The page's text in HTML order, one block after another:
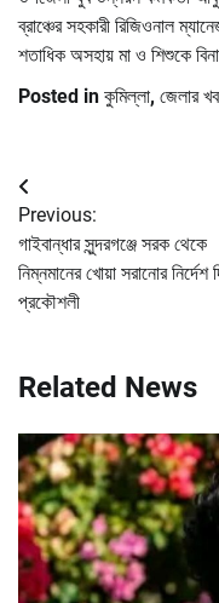
ব্রাঞ্চের সহকারী রিজিওনাল
শতাধিক অসহায় মা ও শিশুকে
Posted in কুমিল্লা, জেলার
Post
navigation
Previous:
গাইবান্ধার সুন্দরগঞ্জে সরক থেকে
নিম্নমানের খোয়া সরানোর নির্দেশ
প্রকৌশলী
Related News